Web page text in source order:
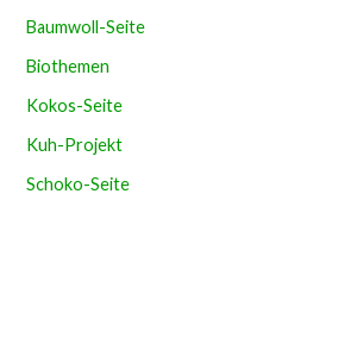
Baumwoll-Seite
Biothemen
Kokos-Seite
Kuh-Projekt
Schoko-Seite